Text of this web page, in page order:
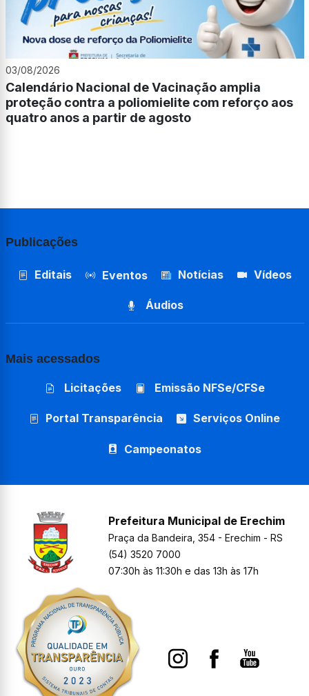
03/08/2026
Calendário Nacional de Vacinação amplia
proteção contra a poliomielite com reforço aos
quatro anos a partir de agosto
Publicações
Editais Eventos Notícias Vídeos
Áudios
Mais acessados
Licitações Emissão NFSe/CFSe
Portal Transparência Serviços Online
Campeonatos
Prefeitura Municipal de Erechim
Praça da Bandeira, 354 - Erechim - RS
(54) 3520 7000
07:30h às 11:30h e das 13h às 17h